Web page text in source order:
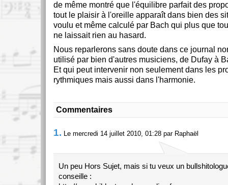
de même montré que l'équilibre parfait des
tout le plaisir à l'oreille apparaît dans bien des
voulu et même calculé par Bach qui plus que
ne laissait rien au hasard.
Nous reparlerons sans doute dans ce journal
utilisé par bien d'autres musiciens, de Dufay à
Et qui peut intervenir non seulement dans les
rythmiques mais aussi dans l'harmonie.
Commentaires
1. Le mercredi 14 juillet 2010, 01:28 par Raphaël
Un peu Hors Sujet, mais si tu veux un
conseille :